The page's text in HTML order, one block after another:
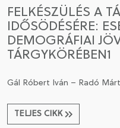
FELKÉSZÜLÉS A
IDŐSÖDÉSÉRE:
DEMOGRÁFIAI
TÁRGYKÖRÉBEN1
Gál Róbert Iván – Radó
TELJES CIKK